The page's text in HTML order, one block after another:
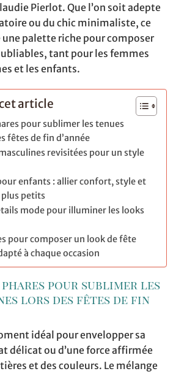
Pierlot. Que l’on soit adepte
ou du chic minimaliste, ce
palette riche pour composer
tant pour les femmes
et les enfants.
article
pour sublimer les tenues
fêtes de fin d’année
revisitées pour un style
enfants : allier confort, style et
petits
mode pour illuminer les looks
pour composer un look de fête
à chaque occasion
phares pour sublimer les
lors des fêtes de fin
idéal pour envelopper sa
délicat ou d’une force affirmée
et des couleurs. Le mélange